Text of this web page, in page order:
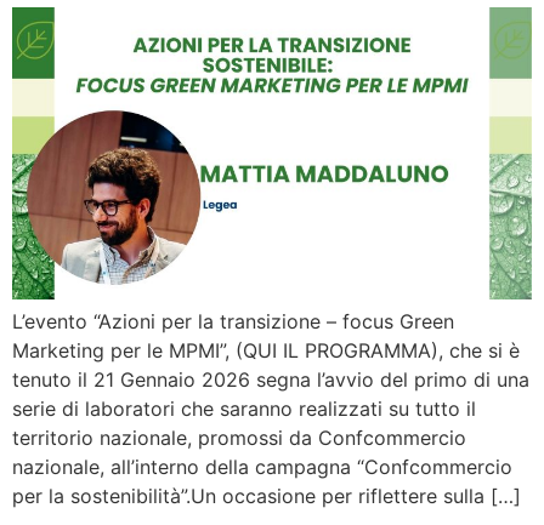
L’evento “Azioni per la transizione – focus Green
Marketing per le MPMI”, (QUI IL PROGRAMMA), che si è
tenuto il 21 Gennaio 2026 segna l’avvio del primo di una
serie di laboratori che saranno realizzati su tutto il
territorio nazionale, promossi da Confcommercio
nazionale, all’interno della campagna “Confcommercio
per la sostenibilità”.Un occasione per riflettere sulla […]